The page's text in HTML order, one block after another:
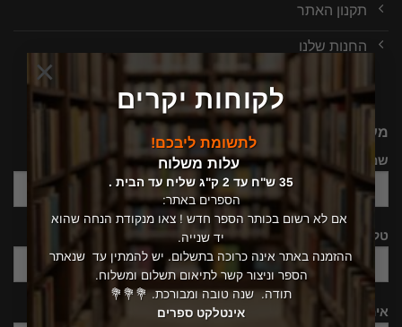
לקוחות יקרים
לתשומת ליבכם!
עלות משלוח
35 ש"ח עד 2 ק"ג שליח עד הבית .
הספרים באתר:
אם לא רשום בכותר הספר חדש ! צאו מנקודת הנחה שהוא
יד שנייה.
ההזמנה באתר אינה כרוכה בתשלום. יש להמתין עד שנאתר
הספר וניצור קשר לתיאום תשלום ומשלוח.
תודה. שנה טובה ומבורכת. 💐💐💐
אינטלקט ספרים
×
תקנון האתר
החנות שלנו
מעוניין שנחזור אלייך, יש לך שאלה ?
שם
טלפון
אימייל